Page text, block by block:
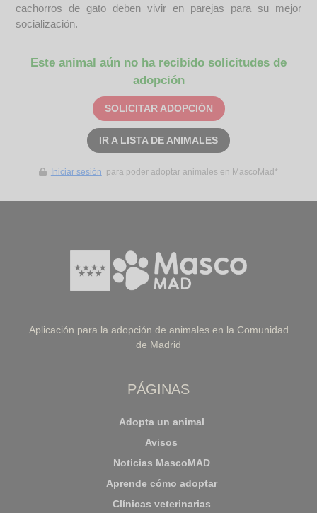
cachorros de gato deben vivir en parejas para su mejor
socialización.
Este animal aún no ha recibido solicitudes de
adopción
SOLICITAR ADOPCIÓN
IR A LISTA DE ANIMALES
Iniciar sesión para poder adoptar animales en MascoMad*
Aplicación para la adopción de animales en la Comunidad
de Madrid
PÁGINAS
Adopta un animal
Avisos
Noticias MascoMAD
Aprende cómo adoptar
Clínicas veterinarias